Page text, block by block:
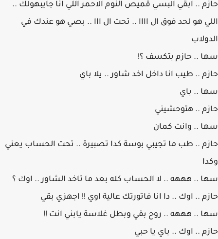
حازم .. ابقي البسي قميص النوم الاحمر اللي انا جايبهولك ..
اللي هو لحد فوق ال اااا .. تحت ال ااا .. بصي هو عندك في
الدولاب
سها .. حازم بتكسف ؟!
حازم .. طيب انا داخل اخد شاور .. يلا باي
سها .. باي
حازم .. هتوحشيني
سها .. وانت كمان
حازم .. طب ما تجيبي بوسة كدا تصبيرة .. تحت الحساب يعني
وكدا
سها .. هههه .. لا الحساب كله بعد ما تاخد الشاور .. اوك ؟
حازم .. اوك .. دا انا فاتورتك عالية اوي !! اجهزي بقي
سها .. هههه .. روح بقي وبطل غلاسة يابني انت !!
حازم .. اوك .. باي يا حبي